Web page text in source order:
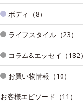
ボディ（8）
ライフスタイル（23）
コラム&エッセイ（182）
お買い物情報（10）
お客様エピソード（11）